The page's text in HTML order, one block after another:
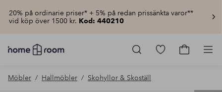
20% på ordinarie priser* + 5% på redan prissänkta varor**
vid köp över 1500 kr. Kod: 440210
Homeroom
–
hemmet
Gå
Gå
Möbler Hallmöbler Skohyllor & Skoställ